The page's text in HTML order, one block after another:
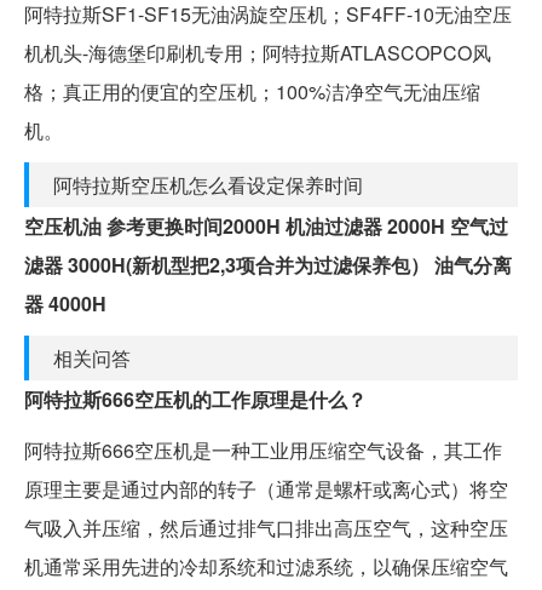
阿特拉斯SF1-SF15无油涡旋空压机；SF4FF-10无油空压
机机头-海德堡印刷机专用；阿特拉斯ATLASCOPCO风
格；真正用的便宜的空压机；100%洁净空气无油压缩
机。
阿特拉斯空压机怎么看设定保养时间
空压机油 参考更换时间2000H 机油过滤器 2000H 空气过
滤器 3000H(新机型把2,3项合并为过滤保养包） 油气分离
器 4000H
相关问答
阿特拉斯666空压机的工作原理是什么？
阿特拉斯666空压机是一种工业用压缩空气设备，其工作
原理主要是通过内部的转子（通常是螺杆或离心式）将空
气吸入并压缩，然后通过排气口排出高压空气，这种空压
机通常采用先进的冷却系统和过滤系统，以确保压缩空气